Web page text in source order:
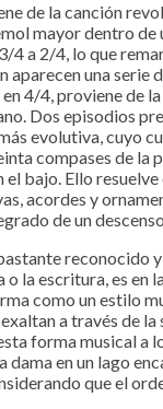
de la canción
mayor dentro
a 2/4, lo que
aparecen una serie
4/4, proviene de
Dos episodios
evolutiva, cuyo
compases de la
el bajo. Ello
acordes y
de un
reconocido
o la escritura, es
como un estilo
a través de
forma musical a
dama en un lago
que el